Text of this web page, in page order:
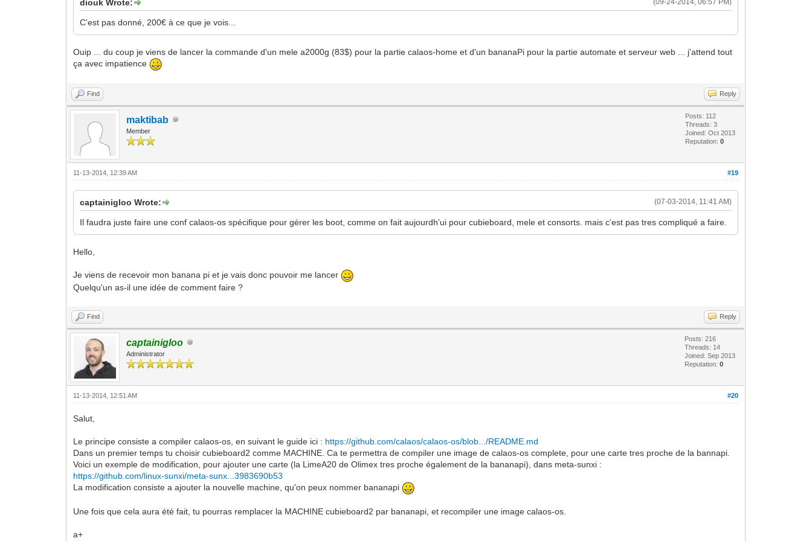
(09-24-2014, 06:57 PM)
diouk Wrote:
C'est pas donné, 200€ à ce que je vois...
Ouip ... du coup je viens de lancer la commande d'un mele a2000g (83$) pour la partie calaos-home et d'un bananaPi pour la partie automate et serveur web ... j'attend tout
ça avec impatience
Find Reply
maktibab
Member
Posts: 112
Threads: 3
Joined: Oct 2013
Reputation:0
#19
11-13-2014, 12:39 AM
(07-03-2014, 11:41 AM)
captainigloo Wrote:
Il faudra juste faire une conf calaos-os spécifique pour gérer les boot, comme on fait aujourdh'ui pour cubieboard, mele et consorts. mais c'est pas tres compliqué a faire.
Hello,
Je viens de recevoir mon banana pi et je vais donc pouvoir me lancer
Quelqu'un as-il une idée de comment faire ?
Find Reply
captainigloo
Administrator
Posts: 216
Threads: 14
Joined: Sep 2013
Reputation:0
#20
11-13-2014, 12:51 AM
Salut,
Le principe consiste a compiler calaos-os, en suivant le guide ici : https://github.com/calaos/calaos-os/blob.../README.md
Dans un premier temps tu choisir cubieboard2 comme MACHINE. Ca te permettra de compiler une image de calaos-os complete, pour une carte tres proche de la bannapi.
Voici un exemple de modification, pour ajouter une carte (la LimeA20 de Olimex tres proche également de la bananapi), dans meta-sunxi :
https://github.com/linux-sunxi/meta-sunx...3983690b53
La modification consiste a ajouter la nouvelle machine, qu'on peux nommer bananapi
Une fois que cela aura été fait, tu pourras remplacer la MACHINE cubieboard2 par bananapi, et recompiler une image calaos-os.
a+